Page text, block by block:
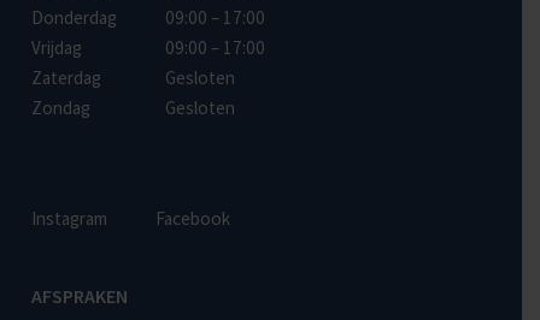
Donderdag
Vrijdag
Zaterdag
Zondag
09:00 – 17:00
09:00 – 17:00
Gesloten
Gesloten
Instagram Facebook
AFSPRAKEN